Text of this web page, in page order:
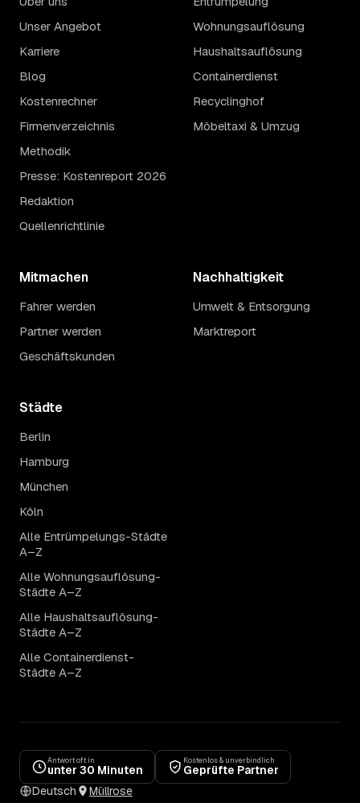
Unser Angebot
Karriere
Blog
Kostenrechner
Firmenverzeichnis
Methodik
Presse: Kostenreport 2026
Redaktion
Quellenrichtlinie
Wohnungsauflösung
Haushaltsauflösung
Containerdienst
Recyclinghof
Möbeltaxi & Umzug
Mitmachen
Fahrer werden
Partner werden
Geschäftskunden
Nachhaltigkeit
Umwelt & Entsorgung
Marktreport
Städte
Berlin
Hamburg
München
Köln
Alle Entrümpelungs-Städte
A–Z
Alle Wohnungsauflösung-
Städte A–Z
Alle Haushaltsauflösung-
Städte A–Z
Alle Containerdienst-
Städte A–Z
Antwort oft in
unter 30 Minuten
Kostenlos & unverbindlich
Geprüfte Partner
Deutsch
Müllrose